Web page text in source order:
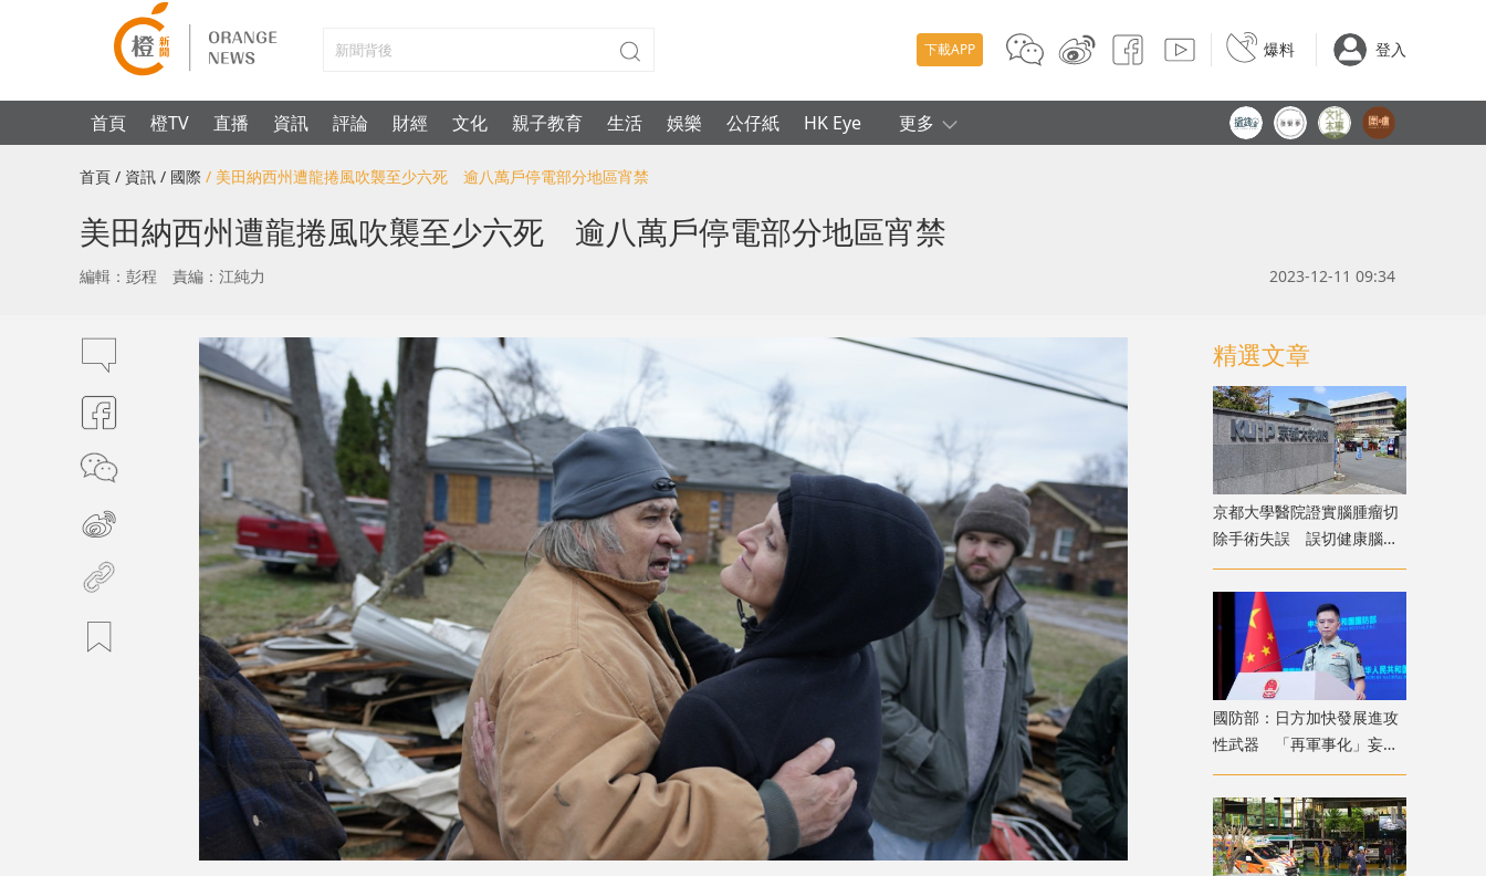
下載APP 爆料 登入
首頁 橙TV 直播 資訊 評論 財經 文化 親子教育 生活 娛樂 公仔紙 HK Eye 更多
首頁 / 資訊 / 國際 / 美田納西州遭龍捲風吹襲至少六死 逾八萬戶停電部分地區宵禁
美田納西州遭龍捲風吹襲至少六死 逾八萬戶停電部分地區宵禁
編輯：彭程 責編：江純力 2023-12-11 09:34
精選文章
京都大學醫院證實腦腫瘤切
除手術失誤 誤切健康腦組
織致病患無法自主呼吸
國防部：日方加快發展進攻
性武器 「再軍事化」妄動
是地區和平穩定真正威脅